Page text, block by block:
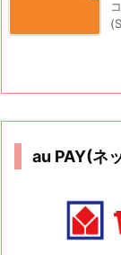
au PAY(ネ